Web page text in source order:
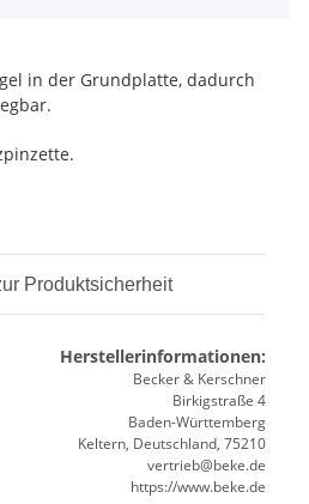
in der Grundplatte, dadurch
Produktsicherheit
Herstellerinformationen:
Becker & Kerschner
Birkigstraße 4
Baden-Württemberg
Keltern, Deutschland, 75210
vertrieb@beke.de
https://www.beke.de